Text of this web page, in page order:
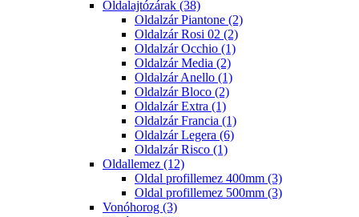
Oldalajtózárak (38)
Oldalzár Piantone (2)
Oldalzár Rosi 02 (2)
Oldalzár Occhio (1)
Oldalzár Media (2)
Oldalzár Anello (1)
Oldalzár Bloco (2)
Oldalzár Extra (1)
Oldalzár Francia (1)
Oldalzár Legera (6)
Oldalzár Risco (1)
Oldallemez (12)
Oldal profillemez 400mm (3)
Oldal profillemez 500mm (3)
Vonóhorog (3)